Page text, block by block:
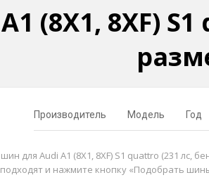
(8X1, 8XF)
Производитель Модель Год
для Audi A1 (8X1, 8XF) S1 quattro (231 лс,
и нажмите кнопку «Подобрать